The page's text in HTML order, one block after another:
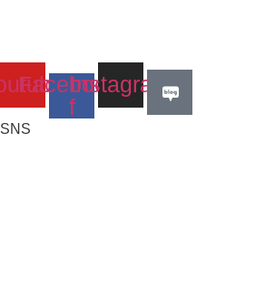
Facebook-
f
Instagram
SNS